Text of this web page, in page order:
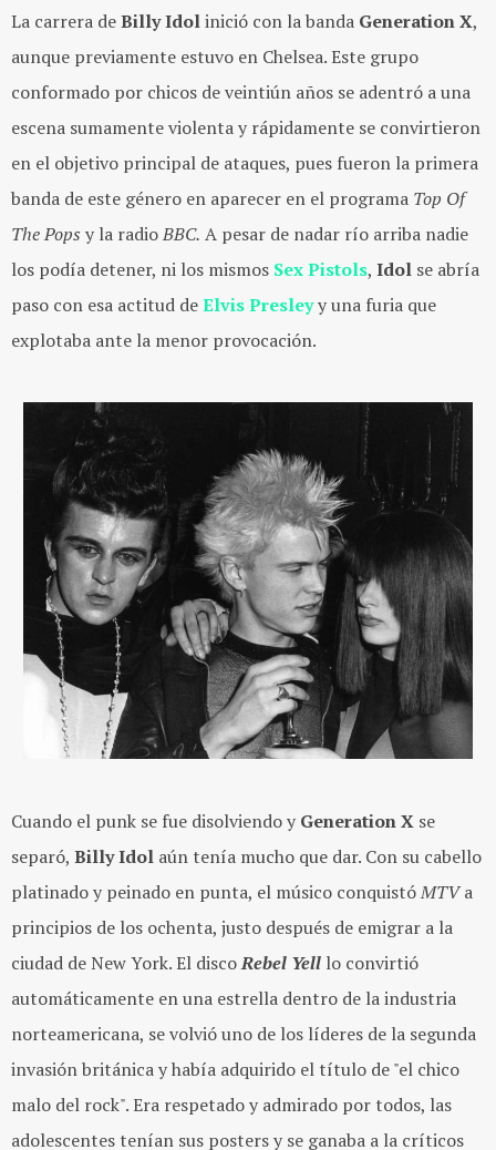
La carrera deBilly Idolinició con la banda Generation X,
aunque previamente estuvo en Chelsea. Este grupo
conformado por chicos de veintiún años se adentró a una
escena sumamente violenta y rápidamente se convirtieron
en el objetivo principal de ataques, pues fueron la primera
banda de este género en aparecer en el programa Top Of
The Pops y la radioBBC. A pesar de nadar río arriba nadie
los podía detener, ni los mismos Sex Pistols, Idol se abría
paso con esa actitud deElvis Presleyy una furia que
explotaba ante la menor provocación.
Cuando el punk se fue disolviendo y Generation X se
separó, Billy Idol aún tenía mucho que dar. Con su cabello
platinado y peinado en punta, el músico conquistóMTVa
principios de los ochenta, justo después de emigrar a la
ciudad de New York. El discoRebel Yell lo convirtió
automáticamente en una estrella dentro de la industria
norteamericana, se volvió uno de los líderes de la segunda
invasión británica y había adquirido el título de "el chico
malo del rock". Era respetado y admirado por todos, las
adolescentes tenían sus posters y se ganaba a la críticos